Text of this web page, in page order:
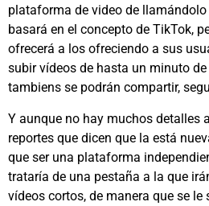
plataforma de video de llamándolo
basará en el concepto de TikTok,
ofrecerá a los ofreciendo a sus
subir vídeos de hasta un minuto
tambiens se podrán compartir,
Y aunque no hay muchos detalles
reportes que dicen que la está
que ser una plataforma
trataría de una pestaña a la que
vídeos cortos, de manera que se